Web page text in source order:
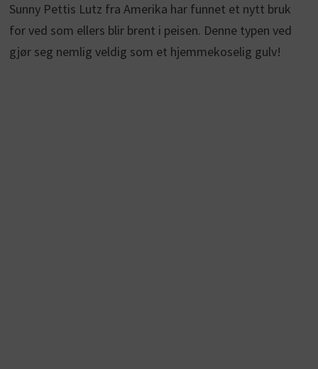
Sunny Pettis Lutz fra Amerika har funnet et nytt bruk
for ved som ellers blir brent i peisen. Denne typen ved
gjør seg nemlig veldig som et hjemmekoselig gulv!